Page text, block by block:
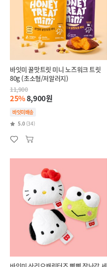
바잇미 꿀맛트릿 미니 노즈워크 트릿
80g (초소형/저알러지)
11,900
25%8,900원
바잇미배송
5.0 (34)